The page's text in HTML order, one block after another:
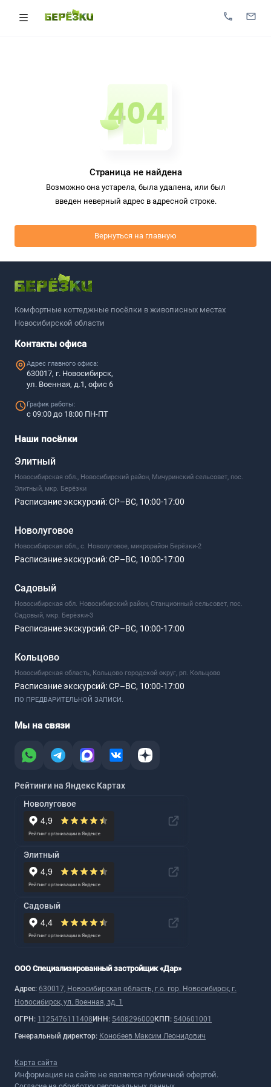
Страница не найдена
Возможно она устарела, была удалена, или был
введен неверный адрес в адресной строке.
Вернуться на главную
Комфортные коттеджные посёлки в живописных местах
Новосибирской области
Контакты офиса
Адрес главного офиса:
630017, г. Новосибирск,
ул. Военная, д.1, офис 6
График работы:
с 09:00 до 18:00 ПН-ПТ
Наши посёлки
Элитный
Новосибирская обл., Новосибирский район, Мичуринский сельсовет, пос.
Элитный, мкр. Берёзки
Расписание экскурсий:СР–ВС, 10:00-17:00
Новолуговое
Новосибирская обл., с. Новолуговое, микрорайон Берёзки-2
Расписание экскурсий:СР–ВС, 10:00-17:00
Садовый
Новосибирская обл. Новосибирский район, Станционный сельсовет, пос.
Садовый, мкр. Берёзки-3
Расписание экскурсий:СР–ВС, 10:00-17:00
Кольцово
Новосибирская область, Кольцово городской округ, рп. Кольцово
Расписание экскурсий:СР–ВС, 10:00-17:00
ПО ПРЕДВАРИТЕЛЬНОЙ ЗАПИСИ.
Мы на связи
Рейтинги на Яндекс Картах
Новолуговое
Элитный
Садовый
ООО Специализированный застройщик «Дар»
Адрес: 630017, Новосибирская область, г.о. гор. Новосибирск, г.
Новосибирск, ул. Военная, зд. 1
ОГРН: 1125476111408 ИНН: 5408296000 КПП: 540601001
Генеральный директор: Конобеев Максим Леонидович
Карта сайта
Информация на сайте не является публичной офертой.